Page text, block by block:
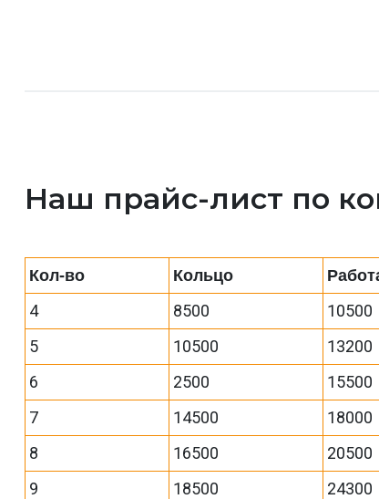
Наш прайс-лист по
Кол-во Кольцо
4 8500 10500
5
10500 13200
6
2500 15500
7
14500 18000
8
16500 20500
9
18500 24300